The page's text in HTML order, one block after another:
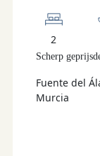
2
Scherp
Fuente del
Murcia